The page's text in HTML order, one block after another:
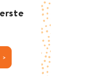
JOUW NIEUWSBRIEFKEUZE >